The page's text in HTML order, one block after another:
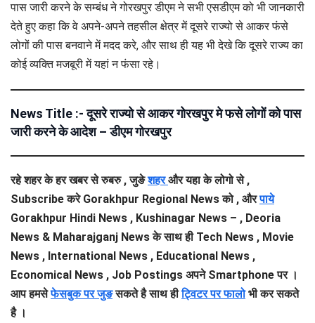
पास जारी करने के सम्बंध ने गोरखपुर डीएम ने सभी एसडीएम को भी जानकारी
देते हुए कहा कि वे अपने-अपने तहसील क्षेत्र में दूसरे राज्यो से आकर फंसे
लोगों की पास बनवाने में मदद करे, और साथ ही यह भी देखे कि दूसरे राज्य का
कोई व्यक्ति मजबूरी में यहां न फंसा रहे।
News Title :- दूसरे राज्यो से आकर गोरखपुर मे फसे लोगों को पास
जारी करने के आदेश – डीएम गोरखपुर
रहे शहर के हर खबर से रुबरु , जुङेशहरऔर यहा के लोगो से ,
Subscribe करे Gorakhpur Regional News को , औरपाये
Gorakhpur Hindi News , Kushinagar News – , Deoria
News & Maharajganj News के साथ ही Tech News , Movie
News , International News , Educational News ,
Economical News , Job Postings अपने Smartphone पर ।
आप हमसे फेसबुक पर जुङ सकते है साथ ही ट्विटर पर फालो भी कर सकते
है ।